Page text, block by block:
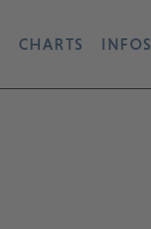
CHARTS INFOS